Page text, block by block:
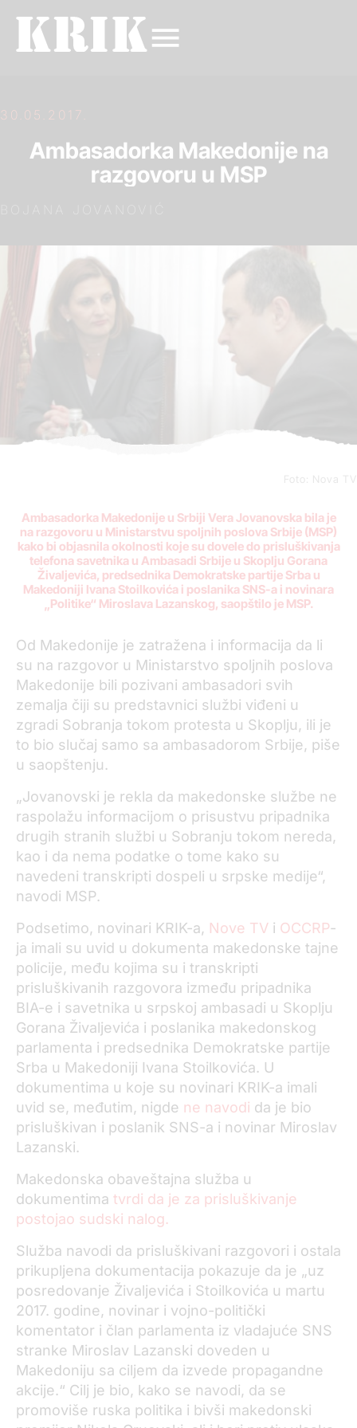
30.05.2017.
Ambasadorka Makedonije na
razgovoru u MSP
Foto: Nova TV
Ambasadorka Makedonije u Srbiji Vera Jovanovska bila je
na razgovoru u Ministarstvu spoljnih poslova Srbije (MSP)
kako bi objasnila okolnosti koje su dovele do prisluškivanja
telefona savetnika u Ambasadi Srbije u Skoplju Gorana
Živaljevića, predsednika Demokratske partije Srba u
Makedoniji Ivana Stoilkovića i poslanika SNS-a i novinara
„Politike“ Miroslava Lazanskog, saopštilo je MSP.
Od Makedonije je zatražena i informacija da li
su na razgovor u Ministarstvo spoljnih poslova
Makedonije bili pozivani ambasadori svih
zemalja čiji su predstavnici službi viđeni u
zgradi Sobranja tokom protesta u Skoplju, ili je
to bio slučaj samo sa ambasadorom Srbije, piše
u saopštenju.
„Jovanovski je rekla da makedonske službe ne
raspolažu informacijom o prisustvu pripadnika
drugih stranih službi u Sobranju tokom nereda,
kao i da nema podatke o tome kako su
navedeni transkripti dospeli u srpske medije“,
navodi MSP.
Podsetimo, novinari KRIK-a, Nove TV i OCCRP-
ja imali su uvid u dokumenta makedonske tajne
policije, među kojima su i transkripti
prisluškivanih razgovora između pripadnika
BIA-e i savetnika u srpskoj ambasadi u Skoplju
Gorana Živaljevića i poslanika makedonskog
parlamenta i predsednika Demokratske partije
Srba u Makedoniji Ivana Stoilkovića. U
dokumentima u koje su novinari KRIK-a imali
uvid se, međutim, nigde ne navodi da je bio
prisluškivan i poslanik SNS-a i novinar Miroslav
Lazanski.
Makedonska obaveštajna služba u
dokumentima tvrdi da je za prisluškivanje
postojao sudski nalog.
Služba navodi da prisluškivani razgovori i ostala
prikupljena dokumentacija pokazuje da je „uz
posredovanje Živaljevića i Stoilkovića u martu
2017. godine, novinar i vojno-politički
komentator i član parlamenta iz vladajuće SNS
stranke Miroslav Lazanski doveden u
Makedoniju sa ciljem da izvede propagandne
akcije.“ Cilj je bio, kako se navodi, da se
promoviše ruska politika i bivši makedonski